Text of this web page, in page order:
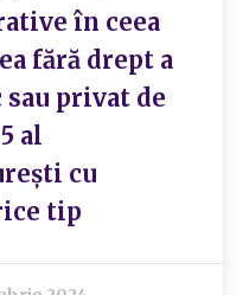
în ceea
fără drept a
privat de
al
cu
tip